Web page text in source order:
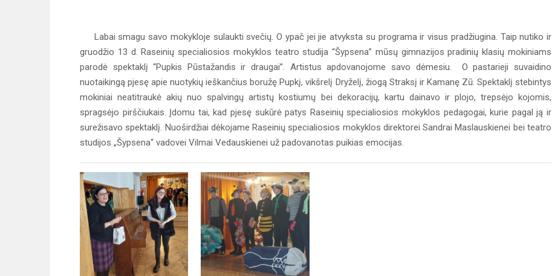
Labai smagu savo mokykloje sulaukti svečių. O ypač jei jie atvyksta su programa ir visus pradžiugina. Taip nutiko ir
gruodžio 13 d. Raseinių specialiosios mokyklos teatro studija “Šypsena” mūsų gimnazijos pradinių klasių mokiniams
parodė spektaklį “Pupkis Pūstažandis ir draugai”. Artistus apdovanojome savo dėmesiu. O pastarieji suvaidino
nuotaikingą pjesę apie nuotykių ieškančius boružę Pupkį, vikšrelį Dryželį, žiogą Straksį ir Kamanę Zū. Spektaklį stebintys
mokiniai neatitraukė akių nuo spalvingų artistų kostiumų bei dekoracijų, kartu dainavo ir plojo, trepsėjo kojomis,
spragsėjo pirščiukais. Įdomu tai, kad pjesę sukūrė patys Raseinių specialiosios mokyklos pedagogai, kurie pagal ją ir
surežisavo spektaklį. Nuoširdžiai dėkojame Raseinių specialiosios mokyklos direktorei Sandrai Maslauskienei bei teatro
studijos „Šypsena“ vadovei Vilmai Vedauskienei už padovanotas puikias emocijas.